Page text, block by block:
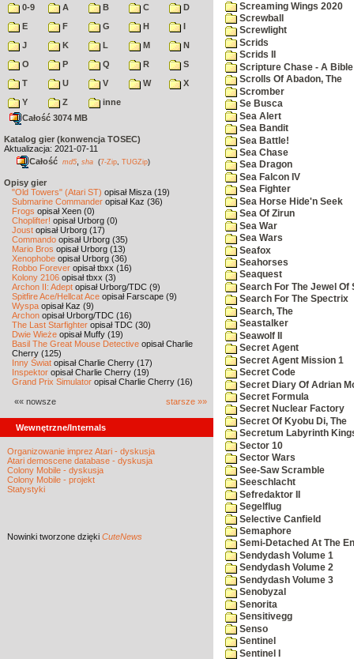
0-9 A B C
D
E
F G H
I
J
K L M
N
O
P Q R
S
T
U V W
X
Y
Z
inne
Całość 3074 MB
Katalog gier (konwencja TOSEC)
Aktualizacja: 2021-07-11
Całość md5 sha (7-Zip TUGZip)
Opisy gier
"Old Towers" (Atari ST) opisał Misza (19)
Submarine Commander opisał Kaz (36)
Frogs opisał Xeen (0)
Choplifter! opisał Urborg (0)
Joust opisał Urborg (17)
Commando opisał Urborg (35)
Mario Bros opisał Urborg (13)
Xenophobe opisał Urborg (36)
Robbo Forever opisał tbxx (16)
Kolony 2106 opisał tbxx (3)
Archon II: Adept opisał Urborg/TDC (9)
Spitfire Ace/Hellcat Ace opisał Farscape (9)
Wyspa opisał Kaz (9)
Archon opisał Urborg/TDC (16)
The Last Starfighter opisał TDC (30)
Dwie Wieże opisał Muffy (19)
Basil The Great Mouse Detective opisał Charlie
Cherry (125)
Inny Świat opisał Charlie Cherry (17)
Inspektor opisał Charlie Cherry (19)
Grand Prix Simulator opisał Charlie Cherry (16)
«« nowsze starsze »»
Wewnętrzne/Internals
Organizowanie imprez Atari - dyskusja
Atari demoscene database - dyskusja
Colony Mobile - dyskusja
Colony Mobile - projekt
Statystyki
Nowinki tworzone dzięki CuteNews
Screaming Wings 2020
Screwball
Screwlight
Scrids
Scrids II
Scripture Chase - A Bible
Scrolls Of Abadon, The
Scromber
Se Busca
Sea Alert
Sea Bandit
Sea Battle!
Sea Chase
Sea Dragon
Sea Falcon IV
Sea Fighter
Sea Horse Hide'n Seek
Sea Of Zirun
Sea War
Sea Wars
Seafox
Seahorses
Seaquest
Search For The Jewel Of
Search For The Spectrix
Search, The
Seastalker
Seawolf II
Secret Agent
Secret Agent Mission 1
Secret Code
Secret Diary Of Adrian
Secret Formula
Secret Nuclear Factory
Secret Of Kyobu Di, The
Secretum Labyrinth
Sector 10
Sector Wars
See-Saw Scramble
Seeschlacht
Sefredaktor II
Segelflug
Selective Canfield
Semaphore
Semi-Detached At The
Sendydash Volume 1
Sendydash Volume 2
Sendydash Volume 3
Senobyzal
Senorita
Sensitivegg
Senso
Sentinel
Sentinel I